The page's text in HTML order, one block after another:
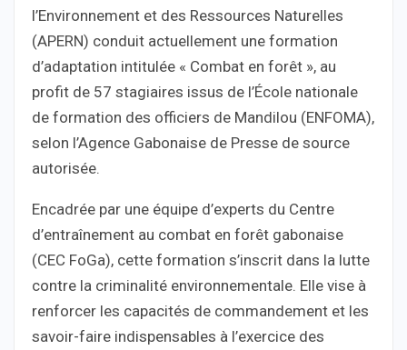
l’Environnement et des Ressources Naturelles
(APERN) conduit actuellement une formation
d’adaptation intitulée « Combat en forêt », au
profit de 57 stagiaires issus de l’École nationale
de formation des officiers de Mandilou (ENFOMA),
selon l’Agence Gabonaise de Presse de source
autorisée.
Encadrée par une équipe d’experts du Centre
d’entraînement au combat en forêt gabonaise
(CEC FoGa), cette formation s’inscrit dans la lutte
contre la criminalité environnementale. Elle vise à
renforcer les capacités de commandement et les
savoir-faire indispensables à l’exercice des